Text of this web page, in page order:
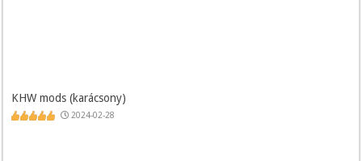
KHW mods (karácsony)
2024-02-28